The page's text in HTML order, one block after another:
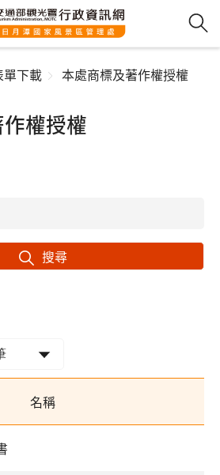
單下載 本處商標及著作權授權
權授權
搜尋
名稱